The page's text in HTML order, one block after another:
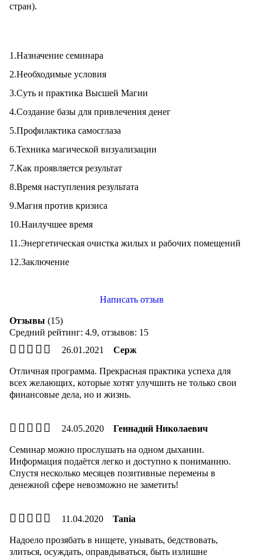
стран).
1.Назначение семинара
2.Необходимые условия
3.Суть и практика Высшей Магии
4.Создание базы для привлечения денег
5.Профилактика самосглаза
6.Техника магической визуализации
7.Как проявляется результат
8.Время наступления результата
9.Магия против кризиса
10.Наилучшее время
11.Энергетическая очистка жилых и рабочих помещений
12.Заключение
Написать отзыв
Отзывы (15)
Средний рейтинг: 4.9, отзывов: 15
26.01.2021
Серж
Отличная программа. Прекрасная практика успеха для
всех желающих, которые хотят улучшить не только свои
финансовые дела, но и жизнь.
24.05.2020 Геннадий Николаевич
Семинар можно прослушать на одном дыхании.
Информация подаётся легко и доступно к пониманию.
Спустя несколько месяцев позитивные перемены в
денежной сфере невозможно не заметить!
11.04.2020 Tania
Надоело прозябать в нищете, унывать, бедствовать,
злиться, осуждать, оправдываться, быть излишне